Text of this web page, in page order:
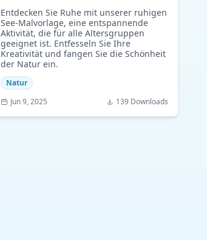
Entdecken Sie Ruhe mit unserer ruhigen
See-Malvorlage, eine entspannende
Aktivität, die für alle Altersgruppen
geeignet ist. Entfesseln Sie Ihre
Kreativität und fangen Sie die Schönheit
der Natur ein.
Natur
Jun 9, 2025
139 Downloads